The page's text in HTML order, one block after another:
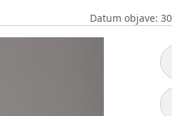
Datum objave: